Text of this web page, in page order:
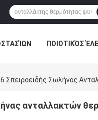
ΠΟΙΟΤΙΚΌΣ
Σπειροειδής Σωλήνας
ανταλλακτών